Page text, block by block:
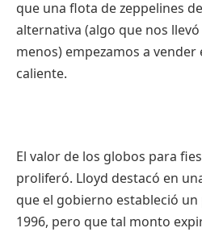
que una flota de zeppelines
alternativa (algo que nos
menos) empezamos a
caliente.
El valor de los globos para
proliferó. Lloyd destacó en
que el gobierno estableció
1996, pero que tal monto